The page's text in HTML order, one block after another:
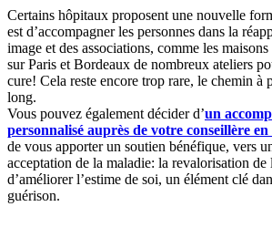
Certains hôpitaux proposent une nouvelle
est d’accompagner les personnes dans la
image et des associations, comme les
sur Paris et Bordeaux de nombreux ateliers
cure! Cela reste encore trop rare, le chemin à
long.
Vous pouvez également décider d’un
personnalisé auprès de votre conseillère en
de vous apporter un soutien bénéfique, vers
acceptation de la maladie: la revalorisation de
d’améliorer l’estime de soi, un élément clé
guérison.